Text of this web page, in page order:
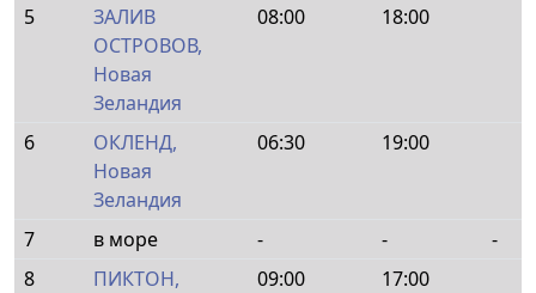
5
ЗАЛИВ
ОСТРОВОВ,
Новая
Зеландия
08:00 18:00
6
ОКЛЕНД,
Новая
Зеландия
06:30 19:00
7 в море - -
-
8
ПИКТОН,
09:00 17:00